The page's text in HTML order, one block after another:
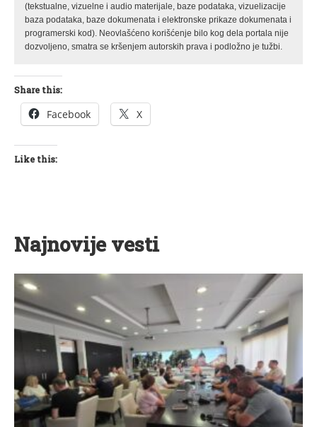
(tekstualne, vizuelne i audio materijale, baze podataka, vizuelizacije
baza podataka, baze dokumenata i elektronske prikaze dokumenata i
programerski kod). Neovlašćeno korišćenje bilo kog dela portala nije
dozvoljeno, smatra se kršenjem autorskih prava i podložno je tužbi.
Share this:
Facebook X
Like this:
Najnovije vesti